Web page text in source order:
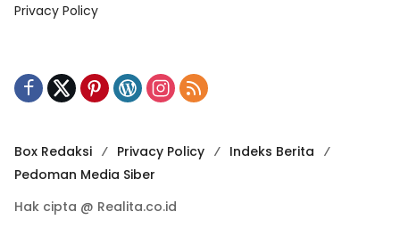
Privacy Policy
Box Redaksi Privacy Policy
Indeks Berita
Pedoman Media Siber
Hak cipta @ Realita.co.id